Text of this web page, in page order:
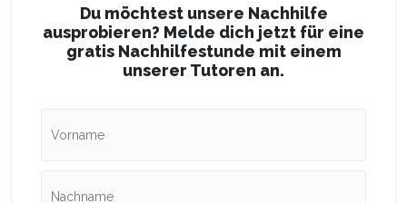
Du möchtest unsere Nachhilfe
ausprobieren? Melde dich jetzt für eine
gratis Nachhilfestunde mit einem
unserer Tutoren an.